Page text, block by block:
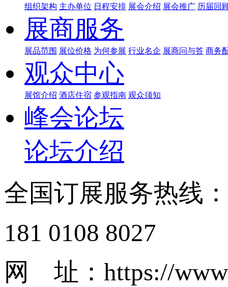
组织架构 主办单位 日程安排 展会介绍 展会推广 历届回
展商服务
展品范围 展位价格 为何参展 行业名企 展商问与答 商务
观众中心
展馆介绍 酒店住宿 参观指南 观众须知
峰会论坛
论坛介绍
全国订展服务热线：
181 0108 8027
网 址：https://